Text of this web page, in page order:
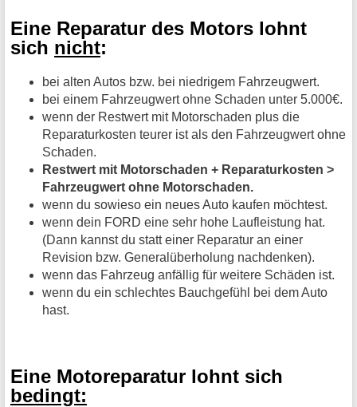
Eine Reparatur des Motors lohnt
sich nicht:
bei alten Autos bzw. bei niedrigem Fahrzeugwert.
bei einem Fahrzeugwert ohne Schaden unter 5.000€.
wenn der Restwert mit Motorschaden plus die
Reparaturkosten teurer ist als den Fahrzeugwert ohne
Schaden.
Restwert mit Motorschaden + Reparaturkosten >
Fahrzeugwert ohne Motorschaden.
wenn du sowieso ein neues Auto kaufen möchtest.
wenn dein FORD eine sehr hohe Laufleistung hat.
(Dann kannst du statt einer Reparatur an einer
Revision bzw. Generalüberholung nachdenken).
wenn das Fahrzeug anfällig für weitere Schäden ist.
wenn du ein schlechtes Bauchgefühl bei dem Auto
hast.
Eine Motoreparatur lohnt sich
bedingt: